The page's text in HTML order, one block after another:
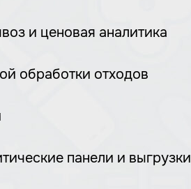
и ценовая аналитика
обработки отходов
панели и выгрузки